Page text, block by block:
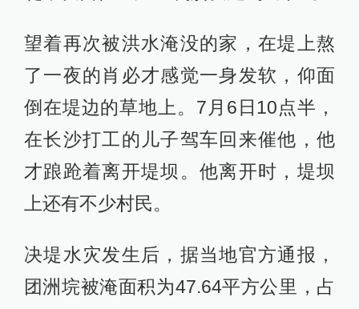
望着再次被洪水淹没的家，在堤上熬
了一夜的肖必才感觉一身发软，仰面
倒在堤边的草地上。7月6日10点半，
在长沙打工的儿子驾车回来催他，他
才踉跄着离开堤坝。他离开时，堤坝
上还有不少村民。
决堤水灾发生后，据当地官方通报，
团洲垸被淹面积为47.64平方公里，占